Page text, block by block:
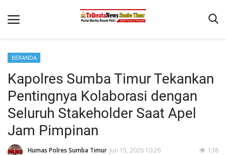
Beranda
Terms & Conditions
Reskrim
Binkam
Giat Ops
BERANDA
Kapolres Sumba Timur Tekankan
Pentingnya Kolaborasi dengan
Seluruh Stakeholder Saat Apel
Jam Pimpinan
Humas Polres Sumba Timur Jun 15, 2026 10:26 138